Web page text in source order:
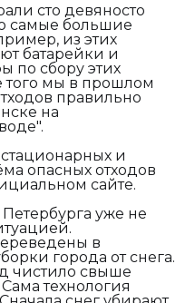
сто девяносто
самые большие
из этих
батарейки и
по сбору этих
того мы в прошлом
правильно
на
и
опасных отходов
сайте.
уже не
в
города от снега.
чистило свыше
технология